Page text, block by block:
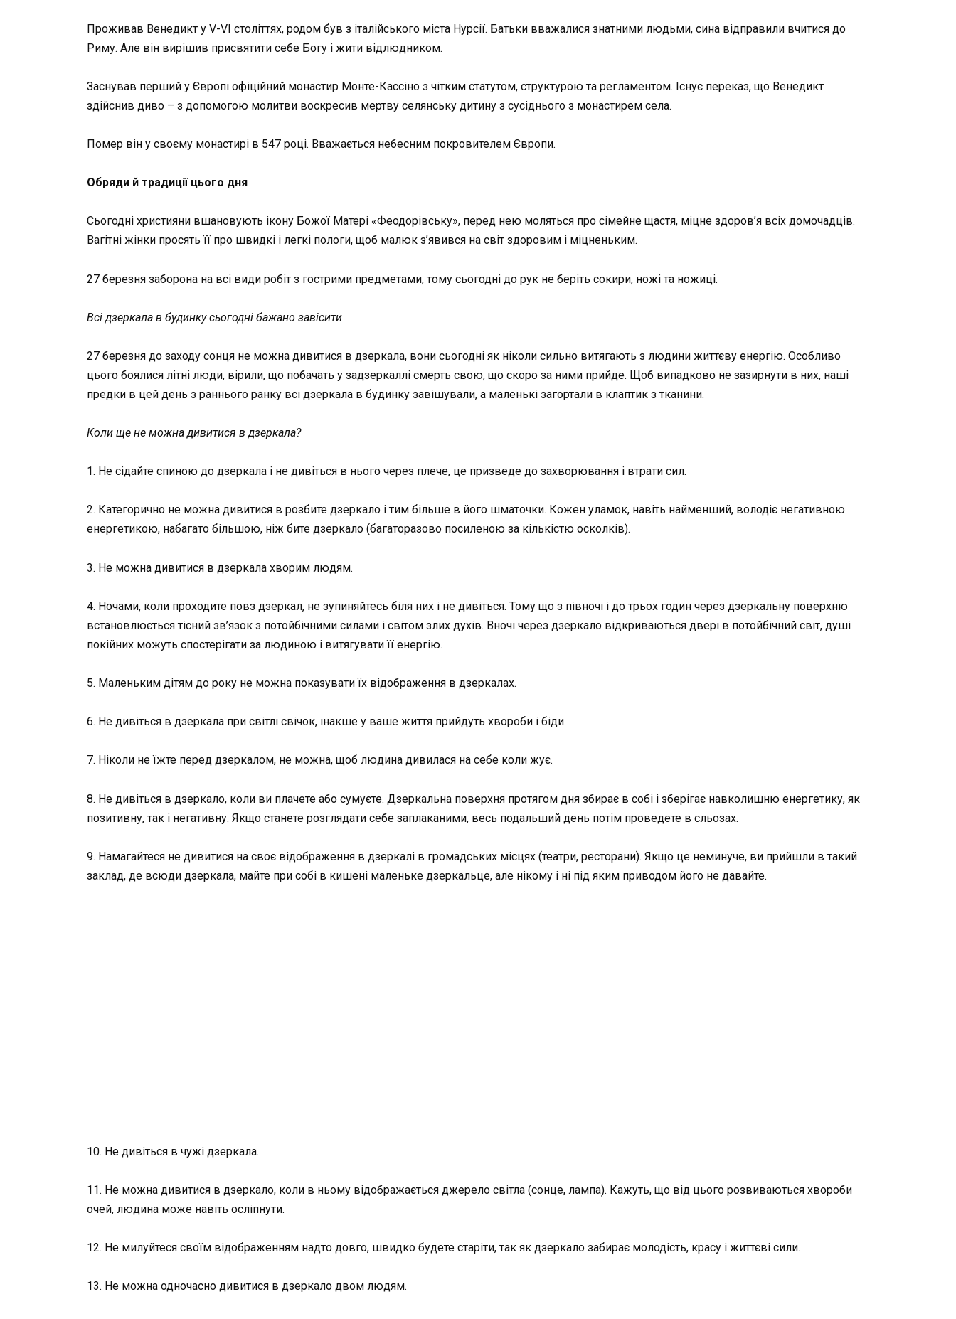
Проживав Венедикт у V-VI століттях, родом був з італійського міста Нурсії. Батьки вважалися знатними людьми, сина відправили вчитися до
Риму. Але він вирішив присвятити себе Богу і жити відлюдником.
Заснував перший у Європі офіційний монастир Монте-Кассіно з чітким статутом, структурою та регламентом. Існує переказ, що Венедикт
здійснив диво – з допомогою молитви воскресив мертву селянську дитину з сусіднього з монастирем села.
Помер він у своєму монастирі в 547 році. Вважається небесним покровителем Європи.
Обряди й традиції цього дня
Сьогодні християни вшановують ікону Божої Матері «Феодорівську», перед нею моляться про сімейне щастя, міцне здоров’я всіх домочадців.
Вагітні жінки просять її про швидкі і легкі пологи, щоб малюк з’явився на світ здоровим і міцненьким.
27 березня заборона на всі види робіт з гострими предметами, тому сьогодні до рук не беріть сокири, ножі та ножиці.
Всі дзеркала в будинку сьогодні бажано завісити
27 березня до заходу сонця не можна дивитися в дзеркала, вони сьогодні як ніколи сильно витягають з людини життєву енергію. Особливо
цього боялися літні люди, вірили, що побачать у задзеркаллі смерть свою, що скоро за ними прийде. Щоб випадково не зазирнути в них, наші
предки в цей день з раннього ранку всі дзеркала в будинку завішували, а маленькі загортали в клаптик з тканини.
Коли ще не можна дивитися в дзеркала?
1. Не сідайте спиною до дзеркала і не дивіться в нього через плече, це призведе до захворювання і втрати сил.
2. Категорично не можна дивитися в розбите дзеркало і тим більше в його шматочки. Кожен уламок, навіть найменший, володіє негативною
енергетикою, набагато більшою, ніж бите дзеркало (багаторазово посиленою за кількістю осколків).
3. Не можна дивитися в дзеркала хворим людям.
4. Ночами, коли проходите повз дзеркал, не зупиняйтесь біля них і не дивіться. Тому що з півночі і до трьох годин через дзеркальну поверхню
встановлюється тісний зв’язок з потойбічними силами і світом злих духів. Вночі через дзеркало відкриваються двері в потойбічний світ, душі
покійних можуть спостерігати за людиною і витягувати її енергію.
5. Маленьким дітям до року не можна показувати їх відображення в дзеркалах.
6. Не дивіться в дзеркала при світлі свічок, інакше у ваше життя прийдуть хвороби і біди.
7. Ніколи не їжте перед дзеркалом, не можна, щоб людина дивилася на себе коли жує.
8. Не дивіться в дзеркало, коли ви плачете або сумуєте. Дзеркальна поверхня протягом дня збирає в собі і зберігає навколишню енергетику, як
позитивну, так і негативну. Якщо станете розглядати себе заплаканими, весь подальший день потім проведете в сльозах.
9. Намагайтеся не дивитися на своє відображення в дзеркалі в громадських місцях (театри, ресторани). Якщо це неминуче, ви прийшли в такий
заклад, де всюди дзеркала, майте при собі в кишені маленьке дзеркальце, але нікому і ні під яким приводом його не давайте.
10. Не дивіться в чужі дзеркала.
11. Не можна дивитися в дзеркало, коли в ньому відображається джерело світла (сонце, лампа). Кажуть, що від цього розвиваються хвороби
очей, людина може навіть осліпнути.
12. Не милуйтеся своїм відображенням надто довго, швидко будете старіти, так як дзеркало забирає молодість, красу і життєві сили.
13. Не можна одночасно дивитися в дзеркало двом людям.